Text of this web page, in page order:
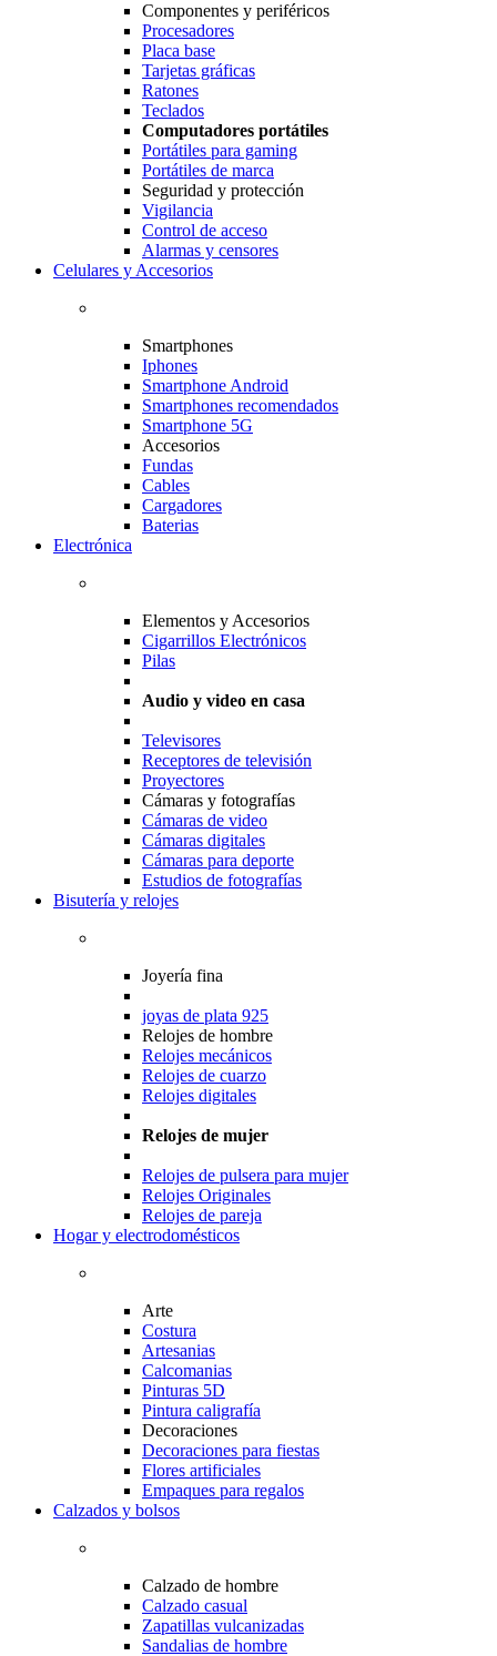
Componentes y periféricos
Procesadores
Placa base
Tarjetas gráficas
Ratones
Teclados
Computadores portátiles
Portátiles para gaming
Portátiles de marca
Seguridad y protección
Vigilancia
Control de acceso
Alarmas y censores
Celulares y Accesorios
Smartphones
Iphones
Smartphone Android
Smartphones recomendados
Smartphone 5G
Accesorios
Fundas
Cables
Cargadores
Baterias
Electrónica
Elementos y Accesorios
Cigarrillos Electrónicos
Pilas
Audio y video en casa
Televisores
Receptores de televisión
Proyectores
Cámaras y fotografías
Cámaras de video
Cámaras digitales
Cámaras para deporte
Estudios de fotografías
Bisutería y relojes
Joyería fina
joyas de plata 925
Relojes de hombre
Relojes mecánicos
Relojes de cuarzo
Relojes digitales
Relojes de mujer
Relojes de pulsera para mujer
Relojes Originales
Relojes de pareja
Hogar y electrodomésticos
Arte
Costura
Artesanias
Calcomanias
Pinturas 5D
Pintura caligrafía
Decoraciones
Decoraciones para fiestas
Flores artificiales
Empaques para regalos
Calzados y bolsos
Calzado de hombre
Calzado casual
Zapatillas vulcanizadas
Sandalias de hombre